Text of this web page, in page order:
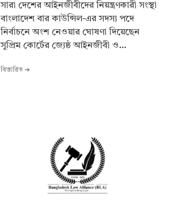
সারা দেশের আইনজীবীদের নিয়ন্ত্রণকারী সংস্থা
বাংলাদেশ বার কাউন্সিল-এর সদস্য পদে
নির্বাচনে অংশ নেওয়ার ঘোষণা দিয়েছেন
সুপ্রিম কোর্টের জ্যেষ্ঠ আইনজীবী ও...
বিস্তারিত ➔